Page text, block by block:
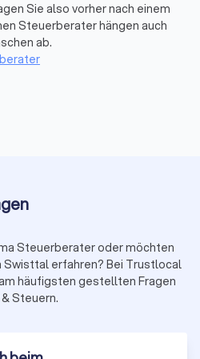
Steuerrecht,
spezifische Branchen. Prüfen
Ihrer Situation passt.
Profilen transparent, welche
jede Kanzlei mitbringt.
Abwicklung:
zu, weist auf Fristen hin und
klare Aussagen zu Kosten
zu Ihrer Steuersituation
Moderne Arbeitsweise mit
zeitgemäßer Software und
auf Anfragen erleichtern die
Sie also vorher nach einem
Steuerberater hängen auch
ab.
Steuerberater oder möchten
erfahren? Bei Trustlocal
häufigsten gestellten Fragen
Steuern.